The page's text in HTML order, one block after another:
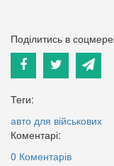
Поділитись в
Теги:
авто для військових
Коментарі:
0 Коментарів